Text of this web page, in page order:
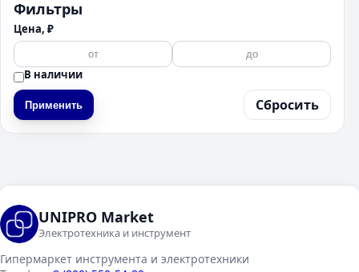
Фильтры
Цена, ₽
В наличии
Применить Сбросить
UNIPRO Market
Электротехника и инструмент
Гипермаркет инструмента и электротехники